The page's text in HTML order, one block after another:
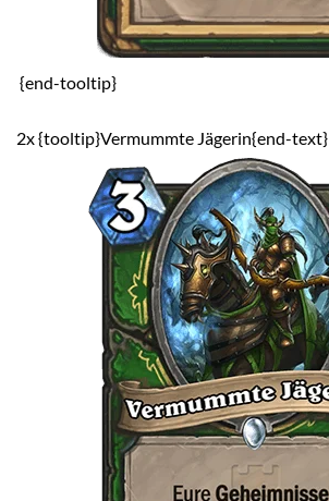
{end-tooltip}
2x {tooltip}Vermummte Jägerin{end-text}